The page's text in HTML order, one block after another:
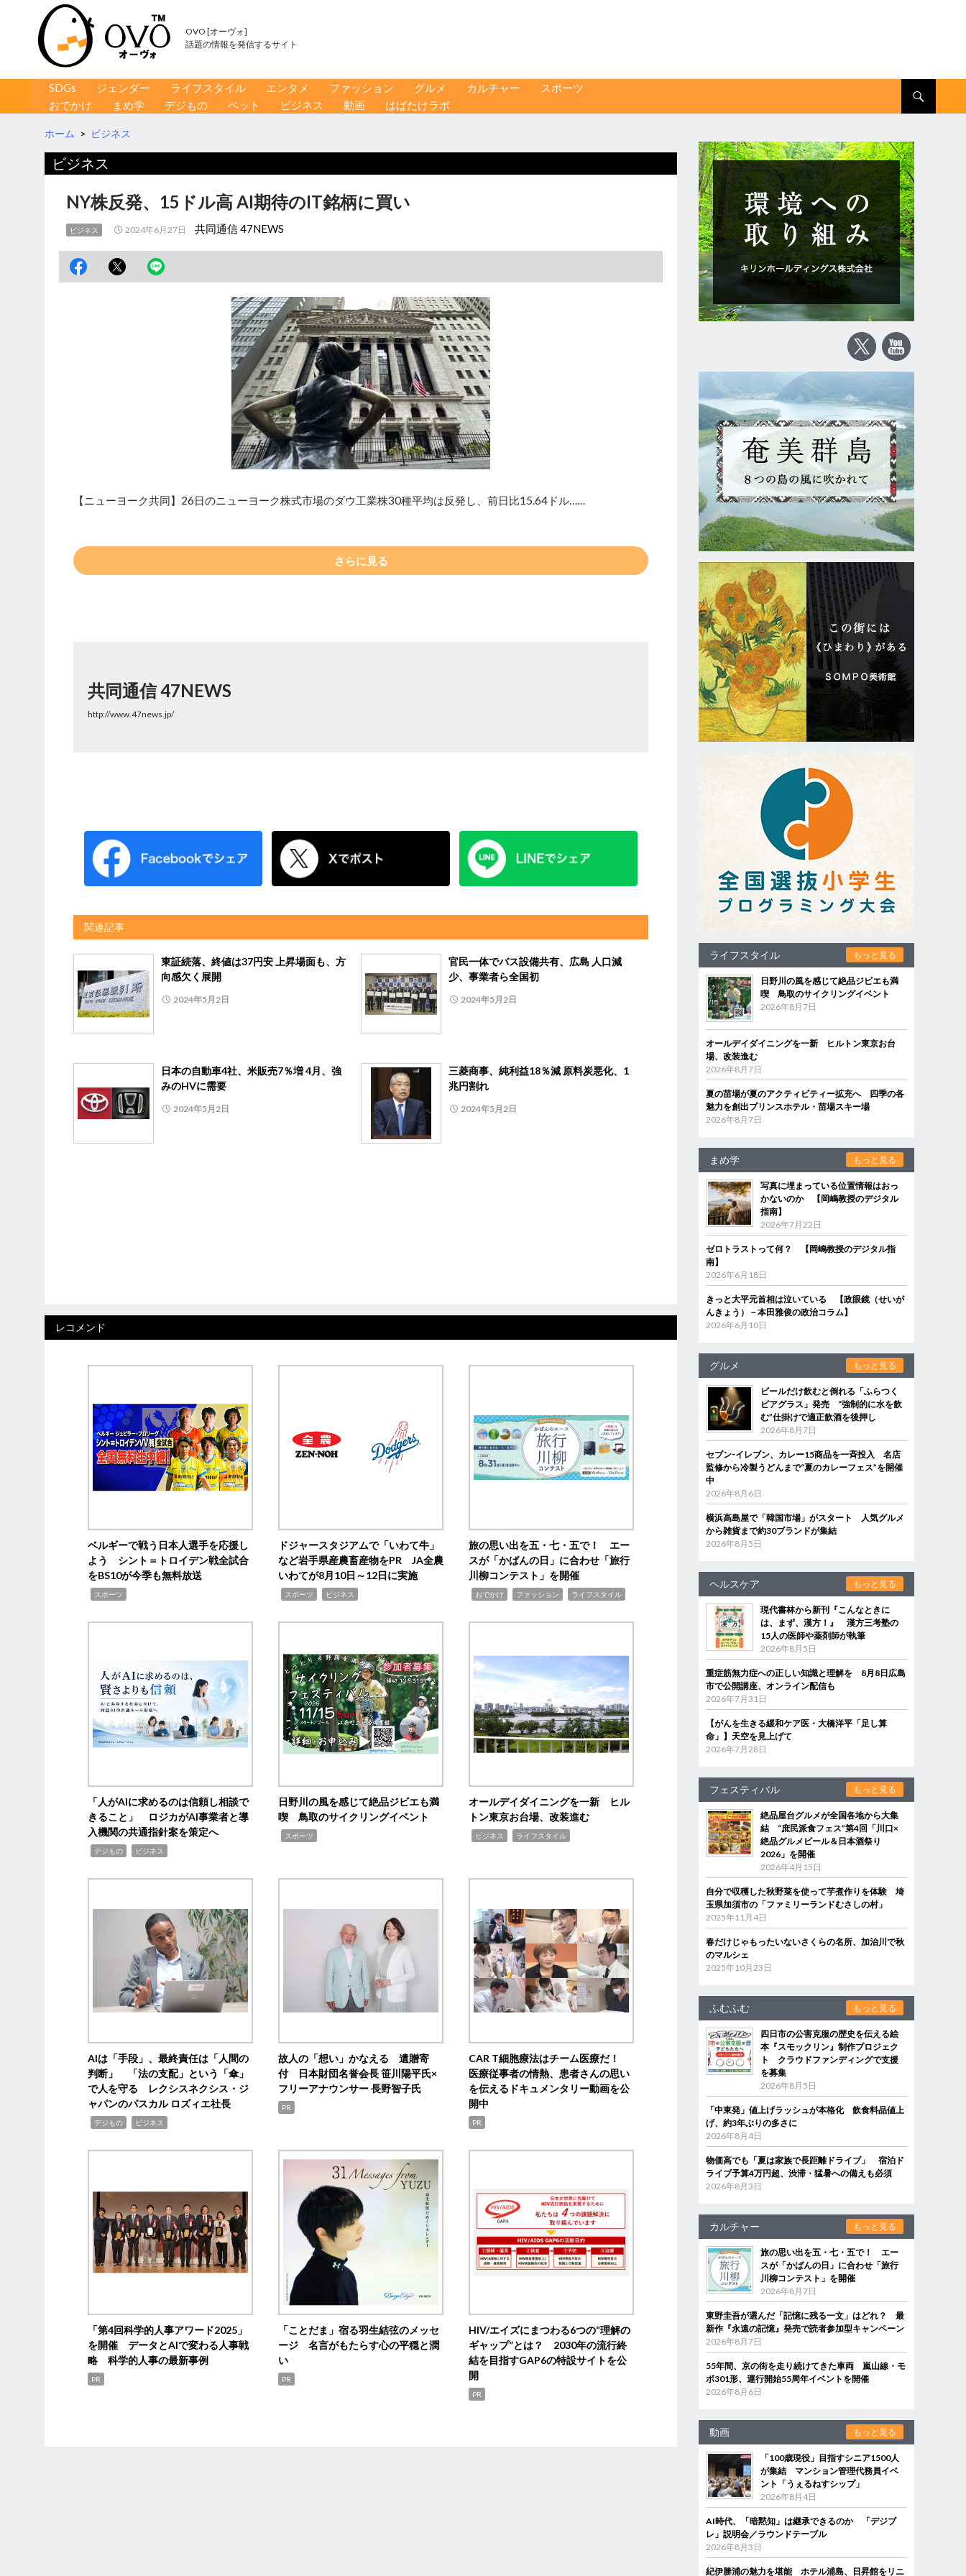
OVO [オーヴォ]
話題の情報を発信するサイト
コンテンツへ移動
SDGs ジェンダー ライフスタイル エンタメ ファッション グルメ カルチャー
スポーツ
おでかけ
まめ学 デジもの ペット ビジネス 動画 はばたけラボ
ホーム > ビジネス
ビジネス
NY株反発、15ドル高 AI期待のIT銘柄に買い
ビジネス 2024年6月27日 共同通信 47NEWS
【ニューヨーク共同】26日のニューヨーク株式市場のダウ工業株30種平均は反発し、前日比15.64ドル……
さらに見る
共同通信 47NEWS
http://www.47news.jp/
関連記事
東証続落、終値は37円安 上昇場面も、方
向感欠く展開
2024年5月2日
官民一体でバス設備共有、広島 人口減
少、事業者ら全国初
2024年5月2日
日本の自動車4社、米販売7％増 4月、強
みのHVに需要
2024年5月2日
三菱商事、純利益18％減 原料炭悪化、1
兆円割れ
2024年5月2日
レコメンド
ベルギーで戦う日本人選手を応援し
よう シント＝トロイデン戦全試合
をBS10が今季も無料放送
スポーツ
ドジャースタジアムで「いわて牛」
など岩手県産農畜産物をPR JA全農
いわてが8月10日～12日に実施
スポーツ ビジネス
旅の思い出を五・七・五で！ エー
スが「かばんの日」に合わせ「旅行
川柳コンテスト」を開催
おでかけ ファッション ライフスタイル
「人がAIに求めるのは信頼し相談で
きること」 ロジカがAI事業者と導
入機関の共通指針案を策定へ
デジもの ビジネス
日野川の風を感じて絶品ジビエも満
喫 鳥取のサイクリングイベント
スポーツ
オールデイダイニングを一新 ヒル
トン東京お台場、改装進む
ビジネス ライフスタイル
AIは「手段」、最終責任は「人間の
判断」 「法の支配」という「傘」
で人を守る レクシスネクシス・ジ
ャパンのパスカル ロズィエ社長
デジもの ビジネス
故人の「想い」かなえる 遺贈寄
付 日本財団名誉会長 笹川陽平氏×
フリーアナウンサー 長野智子氏
PR
CAR T細胞療法はチーム医療だ！
医療従事者の情熱、患者さんの思い
を伝えるドキュメンタリー動画を公
開中
PR
「第4回科学的人事アワード2025」
を開催 データとAIで変わる人事戦
略 科学的人事の最新事例
PR
「ことだま」宿る羽生結弦のメッセ
ージ 名言がもたらす心の平穏と潤
い
PR
HIV/エイズにまつわる6つの“理解の
ギャップ”とは？ 2030年の流行終
結を目指すGAP6の特設サイトを公
開
PR
ライフスタイル もっと見る
日野川の風を感じて絶品ジビエも満
喫 鳥取のサイクリングイベント
2026年8月7日
オールデイダイニングを一新 ヒルトン東京お台
場、改装進む
2026年8月7日
夏の苗場が夏のアクティビティー拡充へ 四季の各
魅力を創出プリンスホテル・苗場スキー場
2026年8月7日
まめ学 もっと見る
写真に埋まっている位置情報はおっ
かないのか 【岡嶋教授のデジタル
指南】
2026年7月22日
ゼロトラストって何？ 【岡嶋教授のデジタル指
南】
2026年6月18日
きっと大平元首相は泣いている 【政眼鏡（せいが
んきょう）－本田雅俊の政治コラム】
2026年6月10日
グルメ もっと見る
ビールだけ飲むと倒れる「ふらつく
ビアグラス」発売 “強制的に水を飲
む”仕掛けで適正飲酒を後押し
2026年8月7日
セブン‐イレブン、カレー15商品を一斉投入 名店
監修から冷製うどんまで“夏のカレーフェス”を開催
中
2026年8月6日
横浜高島屋で「韓国市場」がスタート 人気グルメ
から雑貨まで約30ブランドが集結
2026年8月5日
ヘルスケア もっと見る
現代書林から新刊『こんなときに
は、まず、漢方！』 漢方三考塾の
15人の医師や薬剤師が執筆
2026年8月5日
重症筋無力症への正しい知識と理解を 8月8日広島
市で公開講座、オンライン配信も
2026年7月31日
【がんを生きる緩和ケア医・大橋洋平「足し算
命」】天空を見上げて
2026年7月28日
フェスティバル もっと見る
絶品屋台グルメが全国各地から大集
結 “庶民派食フェス”第4回「川口×
絶品グルメビール＆日本酒祭り
2026」を開催
2026年4月15日
自分で収穫した秋野菜を使って芋煮作りを体験 埼
玉県加須市の「ファミリーランドむさしの村」
2025年11月4日
春だけじゃもったいないさくらの名所、加治川で秋
のマルシェ
2025年10月23日
ふむふむ もっと見る
四日市の公害克服の歴史を伝える絵
本『スモックリン』制作プロジェク
ト クラウドファンディングで支援
を募集
2026年8月5日
「中東発」値上げラッシュが本格化 飲食料品値上
げ、約3年ぶりの多さに
2026年8月4日
物価高でも「夏は家族で長距離ドライブ」 宿泊ド
ライブ予算4万円超、渋滞・猛暑への備えも必須
2026年8月3日
カルチャー もっと見る
旅の思い出を五・七・五で！ エー
スが「かばんの日」に合わせ「旅行
川柳コンテスト」を開催
2026年8月7日
東野圭吾が選んだ「記憶に残る一文」はどれ？ 最
新作『永遠の記憶』発売で読者参加型キャンペーン
2026年8月7日
55年間、京の街を走り続けてきた車両 嵐山線・モ
ボ301形、運行開始55周年イベントを開催
2026年8月6日
動画 もっと見る
「100歳現役」目指すシニア1500人
が集結 マンション管理代務員イベ
ント「うぇるねすシップ」
2026年8月4日
AI時代、「暗黙知」は継承できるのか 「デジブ
レ」説明会／ラウンドテーブル
2026年8月3日
紀伊勝浦の魅力を堪能 ホテル浦島、日昇館をリニ